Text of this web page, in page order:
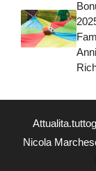
Nicola